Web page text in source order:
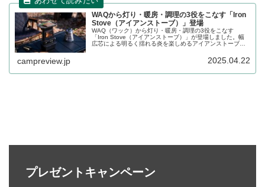
WAQから灯り・暖房・調理の3役をこなす「Iron
Stove（アイアンストーブ）」登場
WAQ（ワック）から灯り・暖房・調理の3役をこなす
「Iron Stove（アイアンストーブ）」が登場しました。幅
広芯による明るく揺れる炎を楽しめるアイアンストーブ
小型のスキレットなどを置いて、お湯を沸かしたり、ちょ
っとした調理も可能です。詳細をレビューします。
campreview.jp 2025.04.22
プレゼントキャンペーン